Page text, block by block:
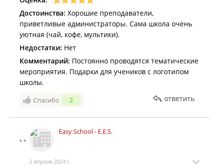
Достоинства: Хорошие преподаватели,
приветливые администраторы. Сама школа очень
уютная (чай, кофе, мультики).
Недостатки: Нет
Комментарий: Постоянно проводятся тематические
мероприятия. Подарки для учеников с логотипом
школы.
Спасибо 2 ответить
Easy School - E.E.S.
2 апреля 2024 г.